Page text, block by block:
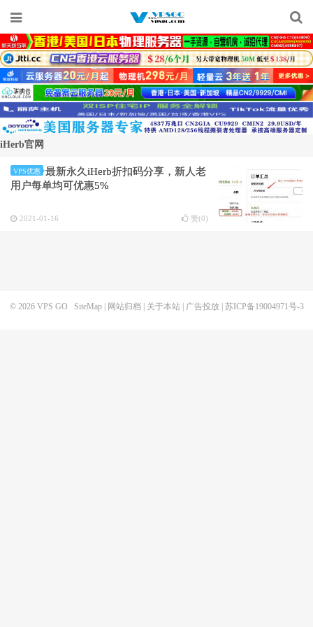
iHerb官网
VPS优惠
最新永久iHerb折扣码分享，新人老
用户每单均可优惠5%
2021-01-16 赞(0)
© 2026 VPS GO SiteMap| 网站归档 关于本站| 广告投放| 苏ICP备19004971号-3